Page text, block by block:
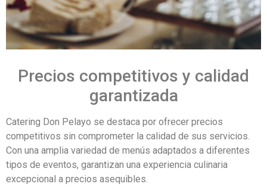
Precios competitivos y calidad
garantizada
Catering Don Pelayo se destaca por ofrecer precios
competitivos sin comprometer la calidad de sus servicios.
Con una amplia variedad de menús adaptados a diferentes
tipos de eventos, garantizan una experiencia culinaria
excepcional a precios asequibles.